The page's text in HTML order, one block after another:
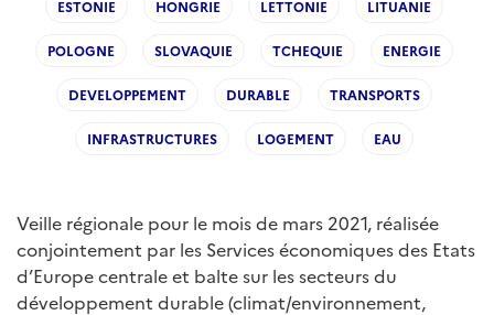
ESTONIE HONGRIE LETTONIE LITUANIE
POLOGNE SLOVAQUIE TCHEQUIE ENERGIE
DEVELOPPEMENT DURABLE TRANSPORTS
INFRASTRUCTURES LOGEMENT EAU
Veille régionale pour le mois de mars 2021, réalisée
conjointement par les Services économiques des Etats
d’Europe centrale et balte sur les secteurs du
développement durable (climat/environnement,